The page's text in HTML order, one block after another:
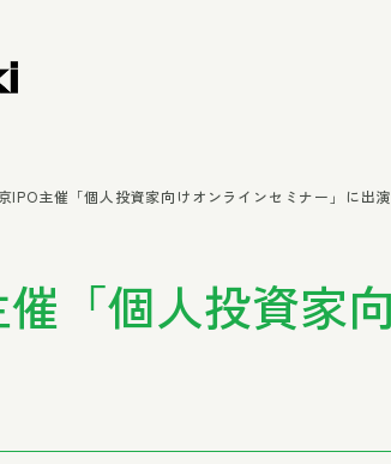
IPO主催「個人投資家向けオンラインセミナー」に出演
「個人投資家